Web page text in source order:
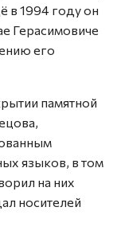
в 1994 году он
Герасимовиче
его
памятной
языков, в том
на них
носителей